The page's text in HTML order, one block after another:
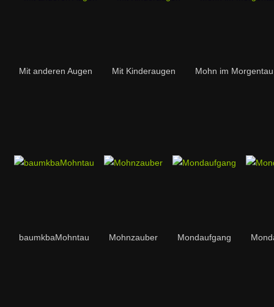
Mit anderen Augen Mit Kinderaugen Mohn im Morgentau
baumkbaMohntau Mohnzauber Mondaufgang